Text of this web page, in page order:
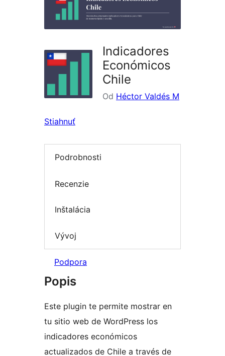
Indicadores
Económicos
Chile
Od Héctor Valdés M
Stiahnuť
Podrobnosti
Recenzie
Inštalácia
Vývoj
Podpora
Popis
Este plugin te permite mostrar en
tu sitio web de WordPress los
indicadores económicos
actualizados de Chile a través de